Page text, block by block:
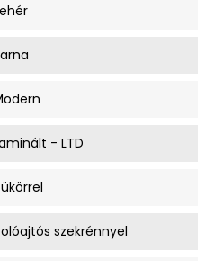
- LTD
szekrénnyel